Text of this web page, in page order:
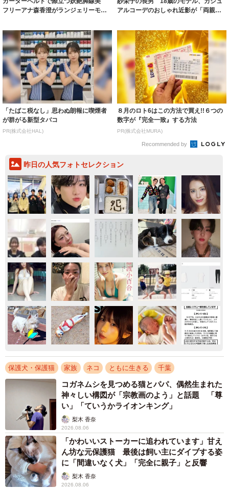
フリーアナ森香澄がランジェリーモデ
アルコーデのおしゃれ近影が「両親の
「たばこ税なし」思わぬ朗報に喫煙者
が群がる新型タバコ
PR(株式会社HAL)
８月のロト6はこの方法で買え!!６つの
数字が『完全一致』する方法
PR(株式会社MURA)
Recommended by
昨日の人気フォトセレクション
保護犬・保護猫 家族 ネコ ともに生きる 千葉
コガネムシを見つめる猫とパパ、偶然生まれた
神々しい構図が「宗教画のよう」と話題 「尊
い」「ていうかライオンキング」
梨木 香奈
2026.08.06
「かわいいストーカーに追われています」甘え
ん坊な元保護猫 最後は飼い主にダイブする姿
に「間違いなく犬」「完全に親子」と反響
梨木 香奈
2026.08.06